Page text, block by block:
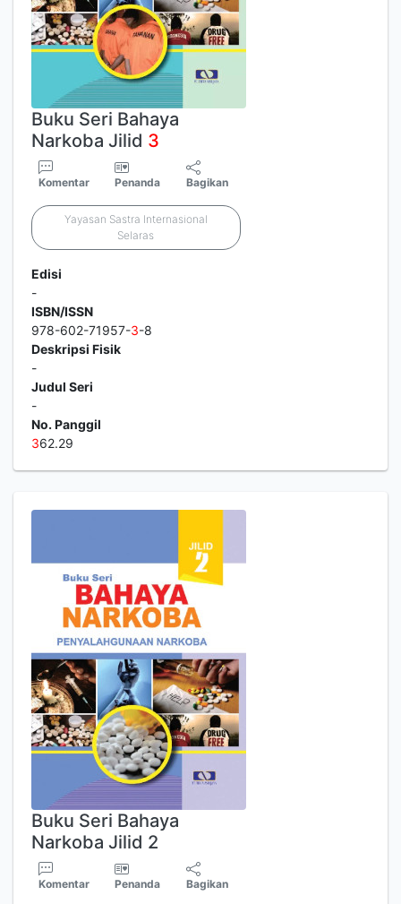
Buku Seri Bahaya
Narkoba Jilid 3
Komentar Penanda Bagikan
Yayasan Sastra Internasional
Selaras
Edisi
-
ISBN/ISSN
978-602-71957-3-8
Deskripsi Fisik
-
Judul Seri
-
No. Panggil
362.29
Buku Seri Bahaya
Narkoba Jilid 2
Komentar Penanda Bagikan